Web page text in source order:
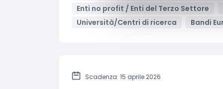
Enti no profit / Enti del Terzo Settore
Università/Centri di ricerca
Bandi
Scadenza: 15 aprile 2026